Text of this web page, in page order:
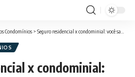
Condomínios > Seguro residencial x condominial: você sabe a diferença?
x condominial: